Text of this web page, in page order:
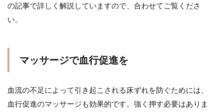
の記事で詳しく解説していますので、合わせてご覧くださ
い。
マッサージで血行促進を
血流の不足によって引き起こされる床ずれを防ぐためには、
血行促進のマッサージも効果的です。強く押す必要はありま